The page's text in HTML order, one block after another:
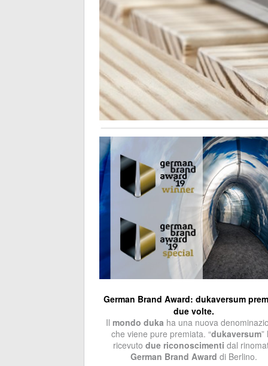
German Brand Award: dukaversum
due volte.
Il mondo duka ha una nuova
che viene pure premiata. “dukaversum”
ricevuto due riconoscimenti dal
German Brand Award di Berlino.